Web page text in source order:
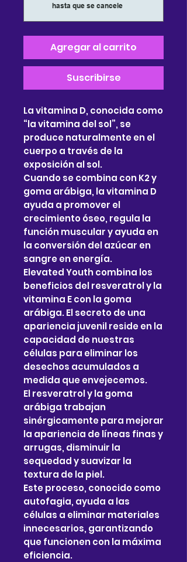
hasta que se cancele
Agregar al carrito
Suscribirse
La vitamina D, conocida como
“la vitamina del sol”, se
produce naturalmente en el
cuerpo a través de la
exposición al sol.
Cuando se combina con K2 y
goma arábiga, la vitamina D
ayuda a promover el
crecimiento óseo, regula la
función muscular y ayuda en
la conversión del azúcar en
sangre en energía.
Elevated Youth combina los
beneficios del resveratrol y la
vitamina E con la goma
arábiga. El secreto de una
apariencia juvenil reside en la
capacidad de nuestras
células para eliminar los
desechos acumulados a
medida que envejecemos.
El resveratrol y la goma
arábiga trabajan
sinérgicamente para mejorar
la apariencia de líneas finas y
arrugas, disminuir la
sequedad y suavizar la
textura de la piel.
Este proceso, conocido como
autofagia, ayuda a las
células a eliminar materiales
innecesarios, garantizando
que funcionen con la máxima
eficiencia.